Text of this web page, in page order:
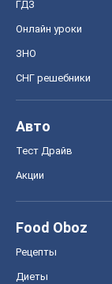
ГДЗ
Онлайн уроки
ЗНО
СНГ решебники
Авто
Тест Драйв
Акции
Food Oboz
Рецепты
Диеты